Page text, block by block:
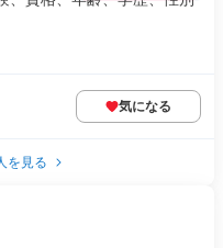
気になる
を見る